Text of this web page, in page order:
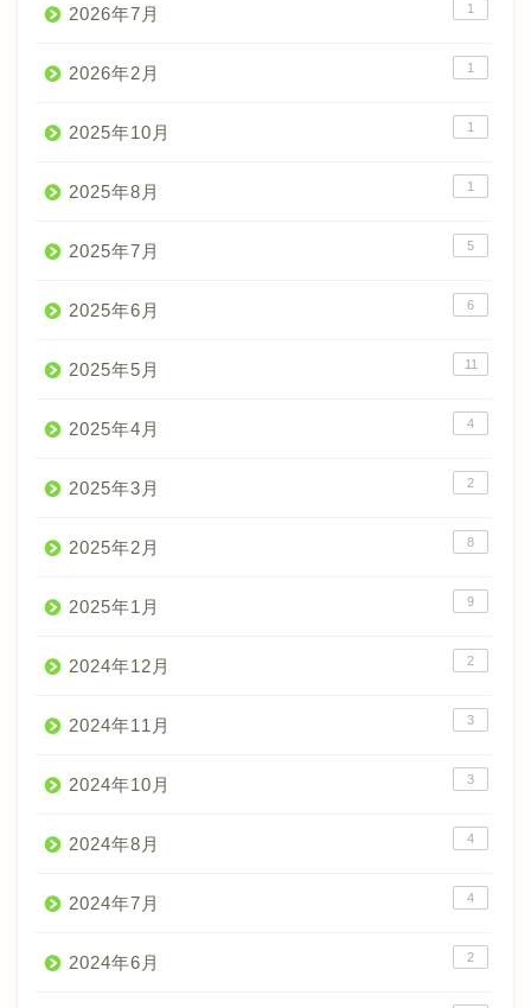
2026年7月 1
2026年2月 1
2025年10月 1
2025年8月 1
2025年7月 5
2025年6月 6
2025年5月 11
2025年4月 4
2025年3月 2
2025年2月 8
2025年1月 9
2024年12月 2
2024年11月 3
2024年10月 3
2024年8月 4
2024年7月 4
2024年6月 2